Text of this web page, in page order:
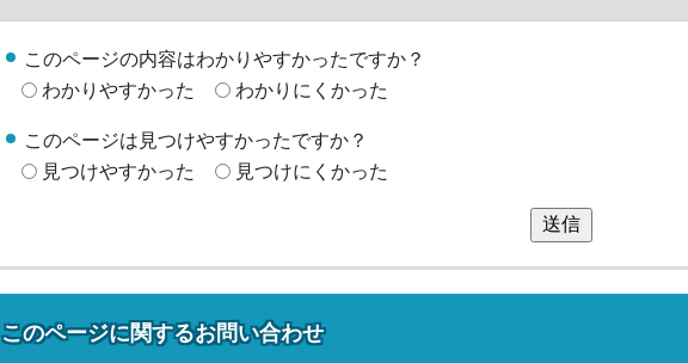
このページの内容はわかりやすかったですか？
わかりやすかった
わかりにくかった
このページは見つけやすかったですか？
見つけやすかった
見つけにくかった
送信
このページに関するお問い合わせ